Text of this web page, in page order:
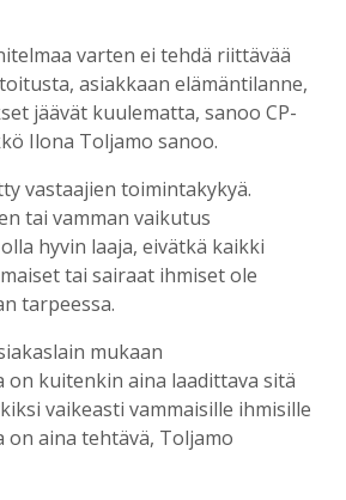
varten ei tehdä riittävää
asiakkaan elämäntilanne,
jäävät kuulematta, sanoo CP-
Ilona Toljamo sanoo.
vastaajien toimintakykyä.
tai vamman vaikutus
hyvin laaja, eivätkä kaikki
tai sairaat ihmiset ole
tarpeessa.
mukaan
on kuitenkin aina laadittava sitä
vaikeasti vammaisille ihmisille
on aina tehtävä, Toljamo